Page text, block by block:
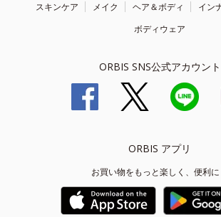
スキンケア メイク ヘア＆ボディ
イン
ボディウェア
ORBIS SNS公式アカウント
ORBIS アプリ
お買い物をもっと楽しく、便利に